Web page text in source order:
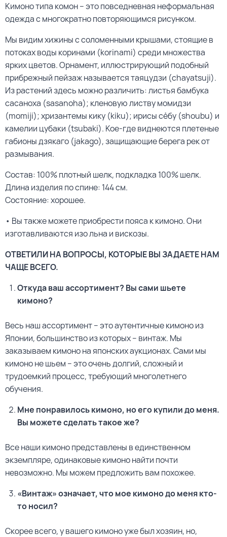
Кимоно типа комон – это повседневная неформальная
одежда с многократно повторяющимся рисунком.
Мы видим хижины с соломенными крышами, стоящие в
потоках воды коринами (korinami) среди множества
ярких цветов. Орнамент, иллюстрирующий подобный
прибрежный пейзаж называется таяцудзи (chayatsuji).
Из растений здесь можно различить: листья бамбука
сасаноха (sasanoha); кленовую листву момидзи
(momiji); хризантемы кику (kiku); ирисы сёбу (shoubu) и
камелии цубаки (tsubaki). Кое-где виднеются плетеные
габионы дзякаго (jakago), защищающие берега рек от
размывания.
Состав: 100% плотный шелк, подкладка 100% шелк.
Длина изделия по спине: 144 см.
Состояние: хорошее.
• Вы также можете приобрести пояса к кимоно. Они
изготавливаются изо льна и вискозы.
ОТВЕТИЛИ НА ВОПРОСЫ, КОТОРЫЕ ВЫ ЗАДАЕТЕ НАМ
ЧАЩЕ ВСЕГО.
Откуда ваш ассортимент? Вы сами шьете
кимоно?
Весь наш ассортимент – это аутентичные кимоно из
Японии, большинство из которых – винтаж. Мы
заказываем кимоно на японских аукционах. Сами мы
кимоно не шьем – это очень долгий, сложный и
трудоемкий процесс, требующий многолетнего
обучения.
Мне понравилось кимоно, но его купили до меня.
Вы можете сделать такое же?
Все наши кимоно представлены в единственном
экземпляре, одинаковые кимоно найти почти
невозможно. Мы можем предложить вам похожее.
«Винтаж» означает, что мое кимоно до меня кто-
то носил?
Скорее всего, у вашего кимоно уже был хозяин, но,